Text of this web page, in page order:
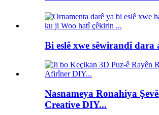
Bi eslê xwe sêwirandî dara
Nasnameya Ronahiya
Creative DIY...